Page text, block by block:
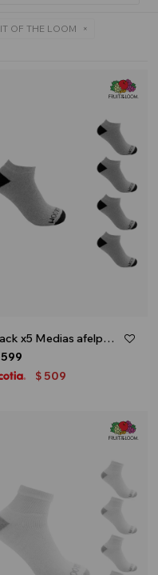
OF THE LOOM
Pack x5 Medias afelpadas sin caña para caballero - Gris melange
599
$ 509